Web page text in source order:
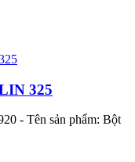
325
- Tên sản phẩm: Bột